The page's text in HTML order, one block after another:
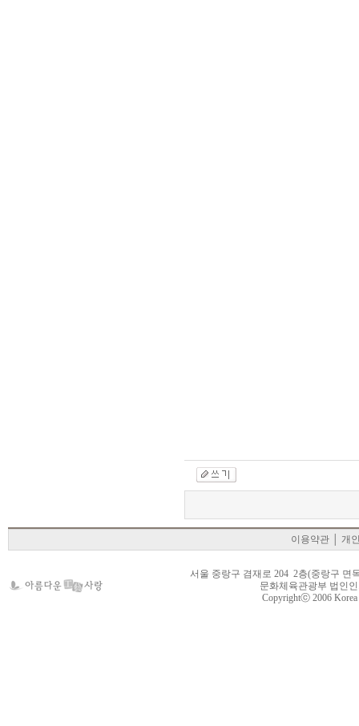
이용약관 │개
서울 중랑구 겸재로 204 2층(중랑구 면
문화체육관광부 법인
Copyrightⓒ 2006 Korea